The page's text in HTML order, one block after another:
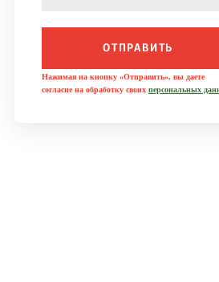
ОТПРАВИТЬ
Нажимая на кнопку «Отправить», вы даете
согласие на обработку своих персональных